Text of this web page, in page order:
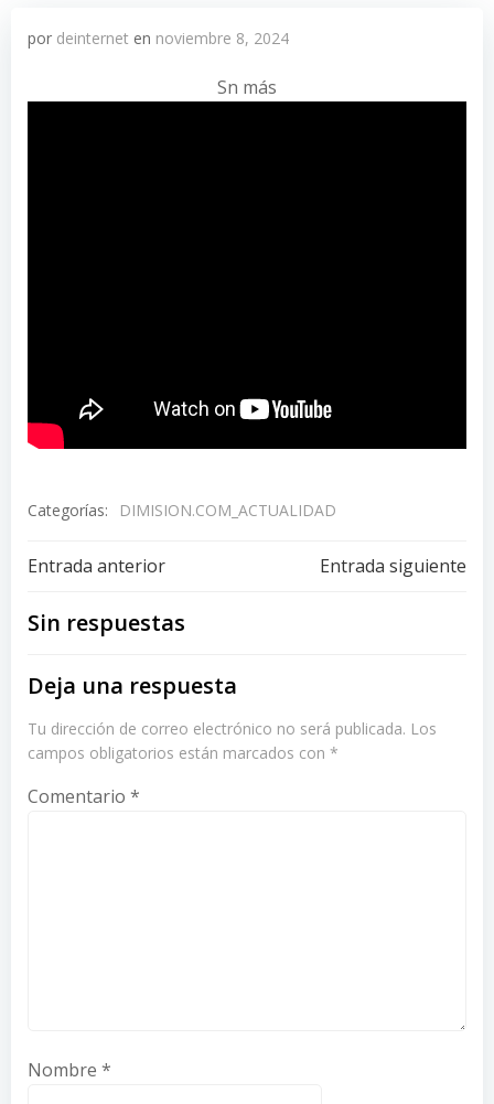
por deinternet en noviembre 8, 2024
Sn más
Categorías: DIMISION.COM_ACTUALIDAD
Navegación
de
entradas
Entrada anterior
Navegación
Entrada siguiente
Sin respuestas
Deja una respuesta
Tu dirección de correo electrónico no será publicada. Los
campos obligatorios están marcados con *
Comentario *
Nombre *